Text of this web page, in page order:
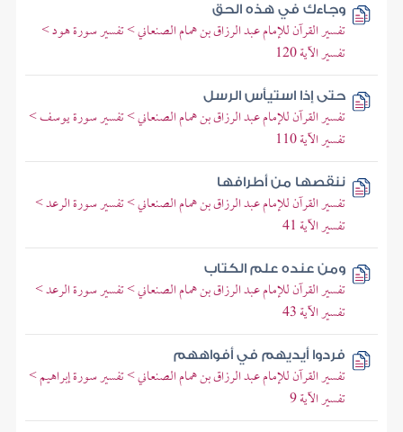
وجاءك في هذه الحق
تفسير القرآن للإمام عبد الرزاق بن همام الصنعاني > تفسير سورة هود >
تفسير الآية 120
حتى إذا استيأس الرسل
تفسير القرآن للإمام عبد الرزاق بن همام الصنعاني > تفسير سورة يوسف >
تفسير الآية 110
ننقصها من أطرافها
تفسير القرآن للإمام عبد الرزاق بن همام الصنعاني > تفسير سورة الرعد >
تفسير الآية 41
ومن عنده علم الكتاب
تفسير القرآن للإمام عبد الرزاق بن همام الصنعاني > تفسير سورة الرعد >
تفسير الآية 43
فردوا أيديهم في أفواههم
تفسير القرآن للإمام عبد الرزاق بن همام الصنعاني > تفسير سورة إبراهيم >
تفسير الآية 9